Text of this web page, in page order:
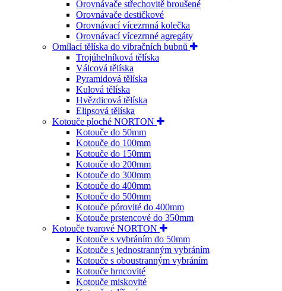
Orovnávače střechovitě broušené
Orovnávače destičkové
Orovnávací vícezrnná kolečka
Orovnávací vícezrnné agregáty
Omílací tělíska do vibračních bubnů
Trojúhelníková tělíska
Válcová tělíska
Pyramidová tělíska
Kulová tělíska
Hvězdicová tělíska
Elipsová tělíska
Kotouče ploché NORTON
Kotouče do 50mm
Kotouče do 100mm
Kotouče do 150mm
Kotouče do 200mm
Kotouče do 300mm
Kotouče do 400mm
Kotouče do 500mm
Kotouče pórovité do 400mm
Kotouče prstencové do 350mm
Kotouče tvarové NORTON
Kotouče s vybráním do 50mm
Kotouče s jednostranným vybráním
Kotouče s oboustranným vybráním
Kotouče hrncovité
Kotouče miskovité